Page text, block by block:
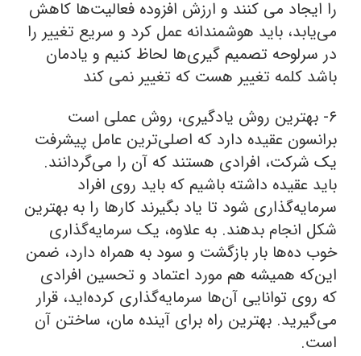
را ایجاد می کنند و ارزش افزوده فعالیت‌ها کاهش
می‌یابد، باید هوشمندانه عمل کرد و سریع تغییر را
در سرلوحه تصمیم گیری‌ها لحاظ کنیم و یادمان
باشد کلمه تغییر هست که تغییر نمی کند
۶- بهترین روش یادگیری، روش عملی است
برانسون عقیده دارد که اصلی‌ترین عامل پیشرفت
یک شرکت، افرادی هستند که آن را می‌گردانند.
باید عقیده داشته باشیم که باید روی افراد
سرمایه‌گذاری شود تا یاد بگیرند کارها را به بهترین
شکل انجام بدهند. به علاوه، یک سرمایه‌گذاری
خوب ده‌ها بار بازگشت و سود به همراه دارد، ضمن
این‌که همیشه هم مورد اعتماد و تحسین افرادی
که روی توانایی آن‌ها سرمایه‌گذاری کرده‌اید، قرار
می‌گیرید. بهترین راه برای آینده مان، ساختن آن
است.